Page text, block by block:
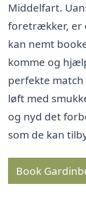
Middelfart.
foretrækker, er
kan nemt
komme og
perfekte
løft med
og nyd det
som de kan
Book